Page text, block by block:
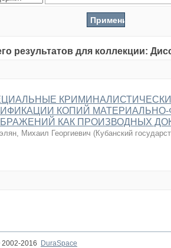
результатов для коллекции:
КОПИЙ
КАК ПРОИЗВОДНЫХ
Михаил Георгиевич (Кубанский
2016
DuraSpace